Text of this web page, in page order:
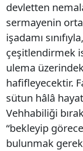
devletten
sermayenin
işadamı
çeşitlendirmek
ulema
hafifleyecektir.
sütun hâlâ
Vehhabiliği
“bekleyip
bulunmak